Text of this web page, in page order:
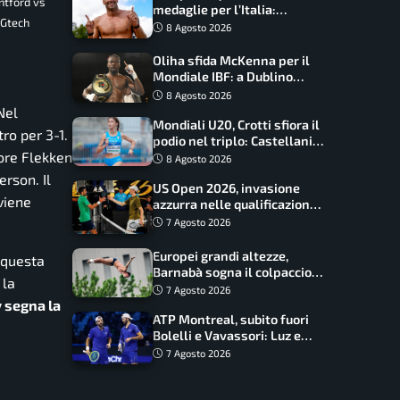
per 3-1.
Flekken
Il
la
segna la
medaglie per l’Italia:
Paltrinieri guida la staffetta,
grandi altezze
8 Agosto 2026
Oliha sfida McKenna per il
Mondiale IBF: a Dublino
serve l’impresa nella tana
8 Agosto 2026
Mondiali U20, Crotti sfiora il
podio nel triplo: Castellani
da record, Succo in finale
8 Agosto 2026
US Open 2026, invasione
azzurra nelle qualificazioni:
17 italiani a caccia del main
7 Agosto 2026
Europei grandi altezze,
Barnabà sogna il colpaccio:
è leader a metà gara, Baraldi
7 Agosto 2026
ATP Montreal, subito fuori
Bolelli e Vavassori: Luz e
Matos fermano gli azzurri
7 Agosto 2026